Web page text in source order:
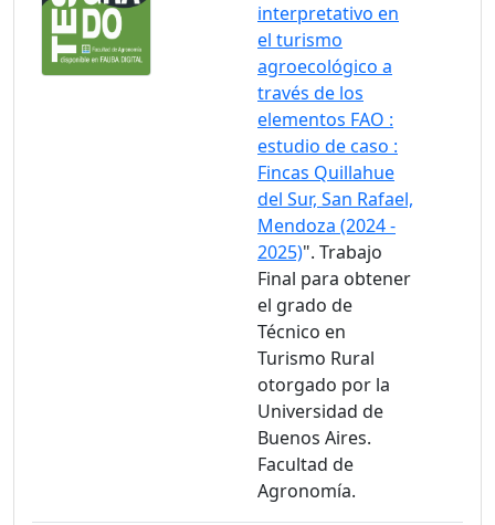
interpretativo en
el turismo
agroecológico a
través de los
elementos FAO :
estudio de caso :
Fincas Quillahue
del Sur, San Rafael,
Mendoza (2024 -
2025)". Trabajo
Final para obtener
el grado de
Técnico en
Turismo Rural
otorgado por la
Universidad de
Buenos Aires.
Facultad de
Agronomía.